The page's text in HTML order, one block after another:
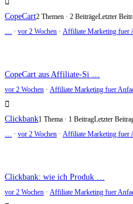
CopeCart2 Themen · 2 BeiträgeLetzter
… · vor 2 Wochen · Affiliate Marketing fuer
CopeCart aus Affiliate-Si …
vor 2 Wochen · Affiliate Marketing fuer
Clickbank1 Thema · 1 BeitragLetzter
… · vor 2 Wochen · Affiliate Marketing fuer
Clickbank: wie ich Produk …
vor 2 Wochen · Affiliate Marketing fuer